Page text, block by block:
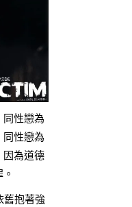
同性戀為
同性戀為
因為道德
舊抱著強